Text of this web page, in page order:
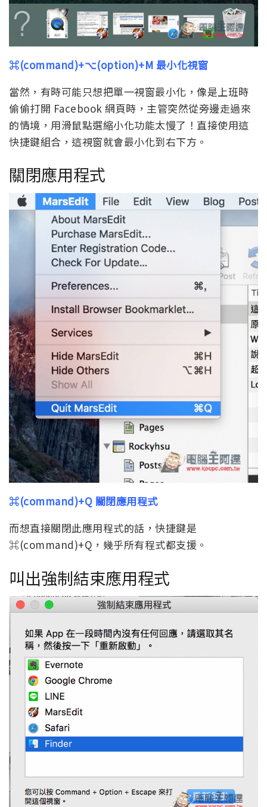
⌘(command)+⌥(option)+M 最小化視窗
當然，有時可能只想把單一視窗最小化，像是上班時
偷偷打開 Facebook 網頁時，主管突然從旁邊走過來
的情境，用滑鼠點選縮小化功能太慢了！直接使用這
快捷鍵組合，這視窗就會最小化到右下方。
關閉應用程式
⌘(command)+Q 關閉應用程式
而想直接關閉此應用程式的話，快捷鍵是
⌘(command)+Q，幾乎所有程式都支援。
叫出強制結束應用程式